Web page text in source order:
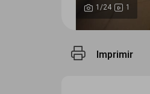
1 /24 1
Imprimir